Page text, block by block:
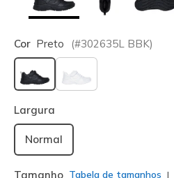
Cor Preto (#302635L BBK)
selecionado
Largura
Normal
Tamanho Tabela de tamanhos